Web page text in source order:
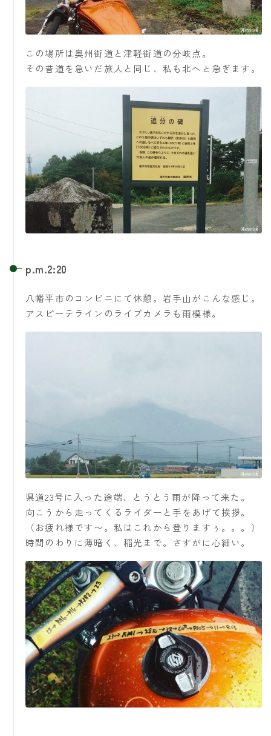
この場所は奥州街道と津軽街道の分岐点。
その昔道を急いだ旅人と同じ、私も北へと急ぎます。
p.m.2:20
八幡平市のコンビニにて休憩。岩手山がこんな感じ。
アスピーテラインのライブカメラも雨模様。
県道23号に入った途端、とうとう雨が降って来た。
向こうから走ってくるライダーと手をあげて挨拶。
（お疲れ様です〜。私はこれから登りますぅ。。。）
時間のわりに薄暗く、稲光まで。さすがに心細い。